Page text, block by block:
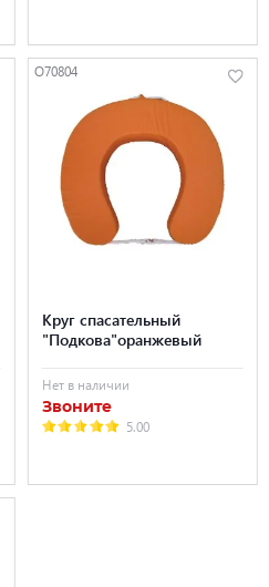
O70804
Круг спасательный
"Подкова"оранжевый
Нет в наличии
Звоните
5.00